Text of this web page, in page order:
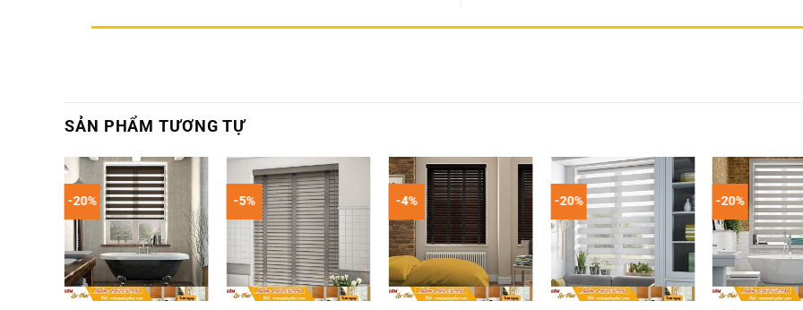
SẢN PHẨM TƯƠNG TỰ
-20% -5% -4% -20% -20%